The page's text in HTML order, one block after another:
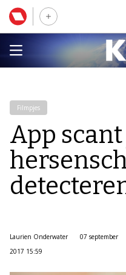
Filmpjes
App
Laurien Onderwater
07 september
2017 15:59